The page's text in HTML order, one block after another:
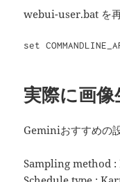
webui-user.bat を再
set
実際に画
Geminiおすすめの
Sampling method :